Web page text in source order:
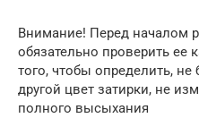
Внимание! Перед началом
обязательно проверить ее
того, чтобы определить,
другой цвет затирки, не
полного высыхания